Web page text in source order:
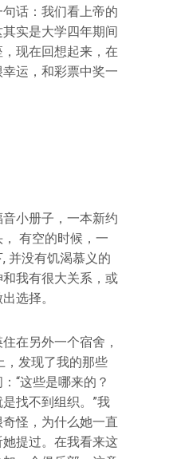
话：我们看上帝的
实是大学四年期间
现在回想起来，在
运，和彩票中奖一
小册子，一本新约
有空的时候，一
并没有饥渴慕义的
我有很大关系，或
选择。
在另外一个宿舍，
，发现了我的那些
“这些是哪来的？
找不到组织。”我
怪，为什么她一直
提过。在我看来这